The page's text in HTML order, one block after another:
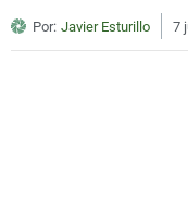
Por: Javier Esturillo 7